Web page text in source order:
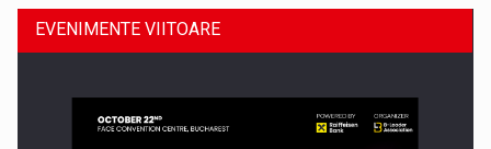
EVENIMENTE VIITOARE